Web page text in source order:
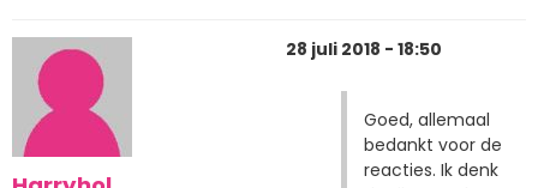
28 juli 2018 - 18:50
Goed, allemaal
bedankt voor de
reacties. Ik denk